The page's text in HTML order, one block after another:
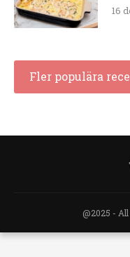
16
Fler populära
@2025 -